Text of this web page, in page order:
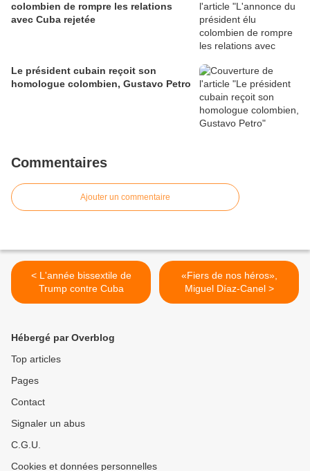
colombien de rompre les relations
avec Cuba rejetée
Le président cubain reçoit son
homologue colombien, Gustavo Petro
Commentaires
Ajouter un commentaire
< L'année bissextile de
Trump contre Cuba
«Fiers de nos héros»,
Miguel Díaz-Canel >
Hébergé par Overblog
Top articles
Pages
Contact
Signaler un abus
C.G.U.
Cookies et données personnelles